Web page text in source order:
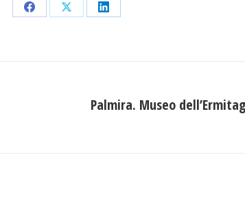
CondividiCondividiCondividi
Prossimo
Palmira. Museo